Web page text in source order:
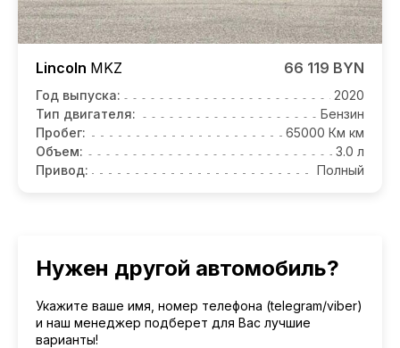
Lincoln MKZ 66 119 BYN
Год выпуска:
2020
Тип двигателя:
Бензин
Пробег:
65000 Км км
Объем:
3.0 л
Привод:
Полный
Нужен другой автомобиль?
Укажите ваше имя, номер телефона (telegram/viber)
и наш менеджер подберет для Вас лучшие
варианты!